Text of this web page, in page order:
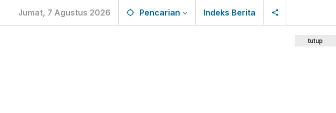
Jumat, 7 Agustus 2026 Pencarian Indeks Berita
tutup